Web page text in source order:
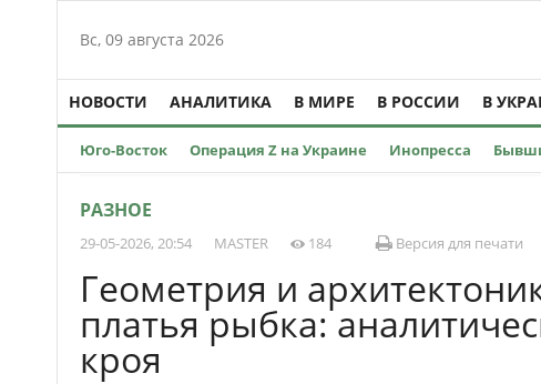
Вс, 09 августа 2026
НОВОСТИ АНАЛИТИКА В МИРЕ В РОССИИ В
Юго-Восток Операция Z на Украине Инопресса
РАЗНОЕ
29-05-2026, 20:54 MASTER 184 Версия для печати
Геометрия и
платья рыбка:
кроя